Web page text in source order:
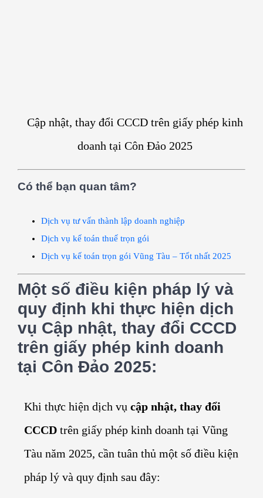
Cập nhật, thay đổi CCCD trên giấy phép kinh
doanh tại Côn Đảo 2025
Có thể bạn quan tâm?
Dịch vụ tư vấn thành lập doanh nghiệp
Dịch vụ kế toán thuế trọn gói
Dịch vụ kế toán trọn gói Vũng Tàu – Tốt nhất 2025
Một số điều kiện pháp lý và
quy định khi thực hiện dịch
vụ Cập nhật, thay đổi CCCD
trên giấy phép kinh doanh
tại Côn Đảo 2025:
Khi thực hiện dịch vụ cập nhật, thay đổi
CCCD trên giấy phép kinh doanh tại Vũng
Tàu năm 2025, cần tuân thủ một số điều kiện
pháp lý và quy định sau đây: